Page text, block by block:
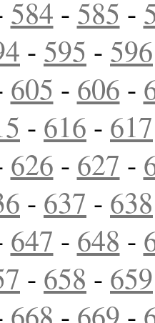
584 - 585 -
- 595 - 596
605 - 606 -
- 616 - 617
626 - 627 -
- 637 - 638
647 - 648 -
- 658 - 659
668 - 669 -